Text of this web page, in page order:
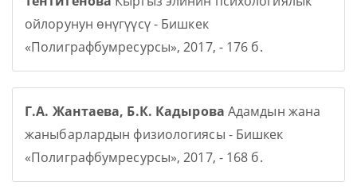
ойлорунун өнүгүүсү - Бишкек
«Полиграфбумресурсы», 2017, - 176 б.
Г.А. Жантаева, Б.К. Кадырова Адамдын жана
жаныбарлардын физиологиясы - Бишкек
«Полиграфбумресурсы», 2017, - 168 б.